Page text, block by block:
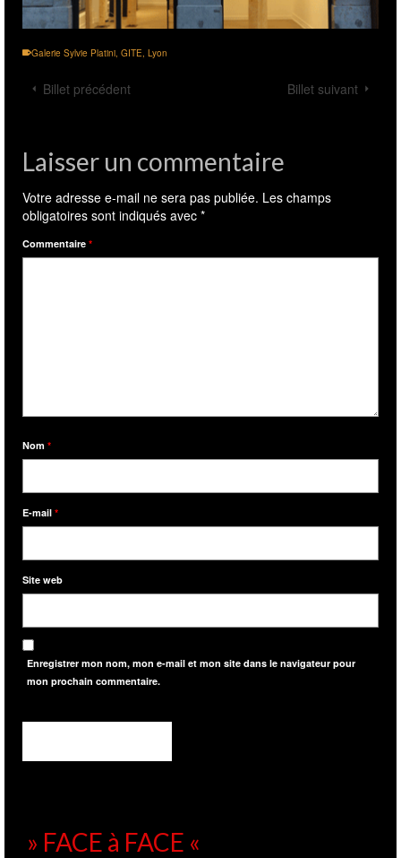
Galerie Sylvie Platini GITE Lyon
Billet précédent Billet suivant
Laisser un commentaire
Votre adresse e-mail ne sera pas publiée. Les champs
obligatoires sont indiqués avec *
Commentaire *
Nom *
E-mail *
Site web
Enregistrer mon nom, mon e-mail et mon site dans le navigateur pour
mon prochain commentaire.
» FACE à FACE «